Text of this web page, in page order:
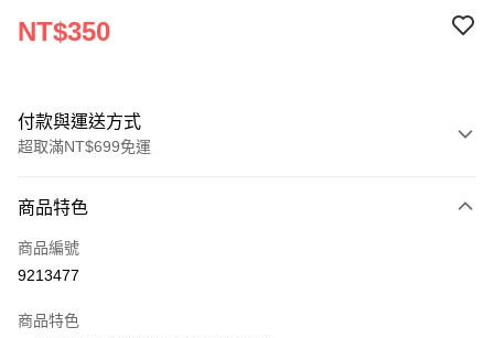
NT$350
付款與運送方式
超取滿NT$699免運
信用卡一次付款
Apple Pay
運送方式
商品特色
商品編號
9213477
商品特色